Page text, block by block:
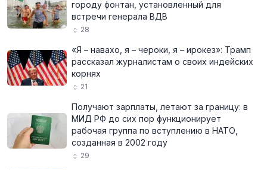
городу фонтан, установленный для
встречи генерала ВДВ
28
«Я – навахо, я – чероки, я – ирокез»: Трамп
рассказал журналистам о своих индейских
корнях
21
Получают зарплаты, летают за границу: в
МИД РФ до сих пор функционирует
рабочая группа по вступлению в НАТО,
созданная в 2002 году
29